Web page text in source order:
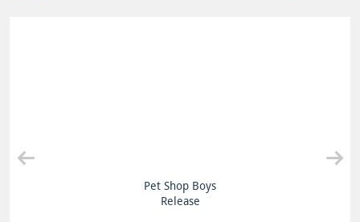
Pet Shop Boys
Release